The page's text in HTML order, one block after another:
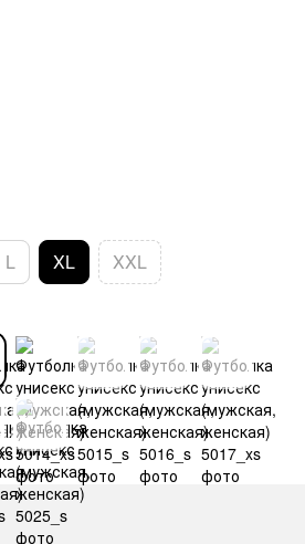
L XL XXL